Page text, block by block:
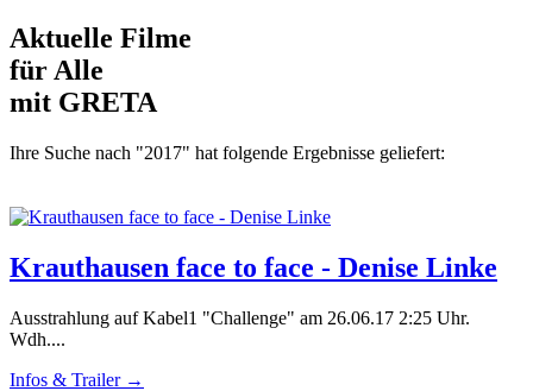
Aktuelle Filme
für Alle
mit GRETA
Ihre Suche nach "2017" hat folgende Ergebnisse geliefert:
Krauthausen face to face - Denise Linke
Ausstrahlung auf Kabel1 "Challenge" am 26.06.17 2:25 Uhr.
Wdh....
Infos & Trailer →